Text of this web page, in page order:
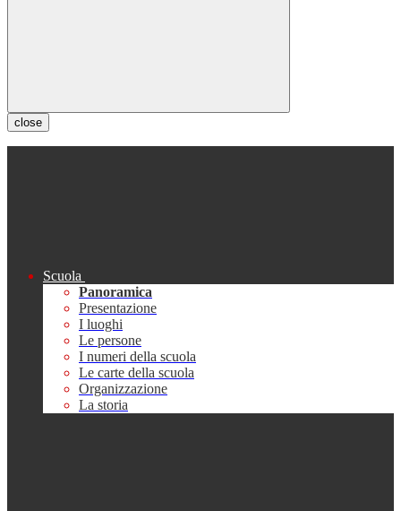
close
Scuola
Panoramica
Presentazione
I luoghi
Le persone
I numeri della scuola
Le carte della scuola
Organizzazione
La storia